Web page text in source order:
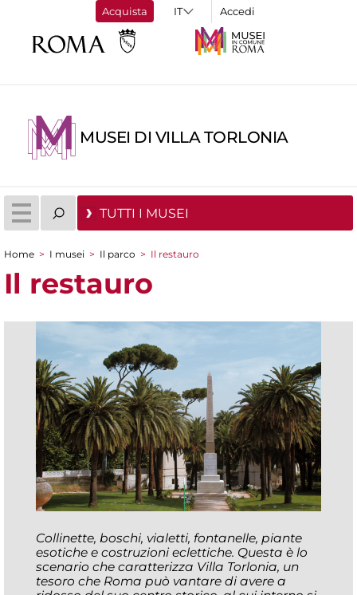
Acquista Accedi
MUSEI DI VILLA TORLONIA
TUTTI I MUSEI
Tu sei qui
Home > I musei > Il parco > Il restauro
Il restauro
Collinette, boschi, vialetti, fontanelle, piante
esotiche e costruzioni eclettiche. Questa è lo
scenario che caratterizza Villa Torlonia, un
tesoro che Roma può vantare di avere a